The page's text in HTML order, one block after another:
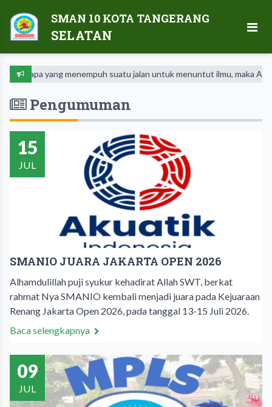
SMAN 10 KOTA TANGERANG
SELATAN
yang menempuh suatu jalan untuk menuntut ilmu, maka Allah Swt
Pengumuman
15
JUL
SMANIO JUARA JAKARTA OPEN 2026
Alhamdulillah puji syukur kehadirat Allah SWT, berkat
rahmat Nya SMANIO kembali menjadi juara pada Kejuaraan
Renang Jakarta Open 2026, pada tanggal 13-15 Juli 2026.
Baca selengkapnya
09
JUL